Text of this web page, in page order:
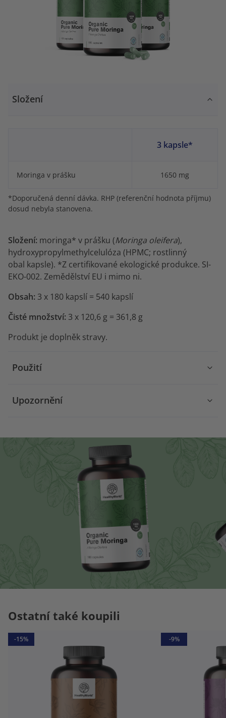
Složení
3 kapsle*
Moringa v prášku 1650 mg
*Doporučená denní dávka. RHP (referenční hodnota příjmu)
dosud nebyla stanovena.
Složení: moringa* v prášku (Moringa oleifera),
hydroxypropylmethylcelulóza (HPMC; rostlinný
obal kapsle). *Z certifikované ekologické produkce. SI-
EKO-002. Zemědělství EU i mimo ni.
Obsah: 3 x 180 kapslí = 540 kapslí
Čisté množství: 3 x 120,6 g = 361,8 g
Produkt je doplněk stravy.
Použití
Upozornění
Ostatní také koupili
-15% -9%